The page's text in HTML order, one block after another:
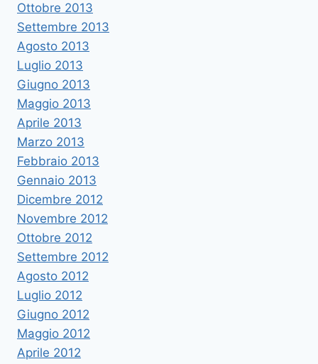
Ottobre 2013
Settembre 2013
Agosto 2013
Luglio 2013
Giugno 2013
Maggio 2013
Aprile 2013
Marzo 2013
Febbraio 2013
Gennaio 2013
Dicembre 2012
Novembre 2012
Ottobre 2012
Settembre 2012
Agosto 2012
Luglio 2012
Giugno 2012
Maggio 2012
Aprile 2012